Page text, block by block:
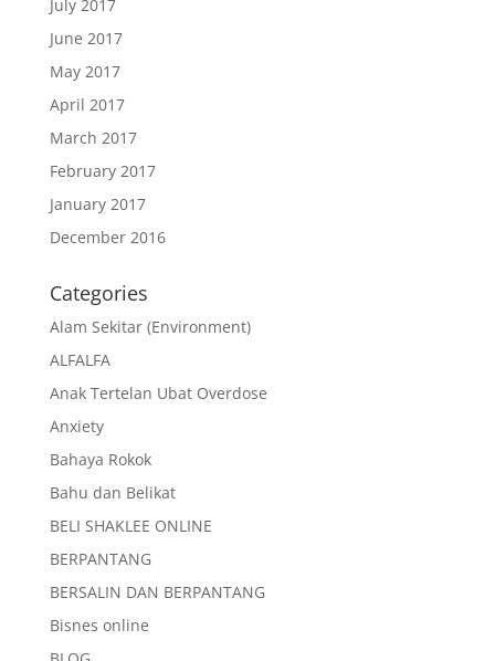
July 2017
June 2017
May 2017
April 2017
March 2017
February 2017
January 2017
December 2016
Categories
Alam Sekitar (Environment)
ALFALFA
Anak Tertelan Ubat Overdose
Anxiety
Bahaya Rokok
Bahu dan Belikat
BELI SHAKLEE ONLINE
BERPANTANG
BERSALIN DAN BERPANTANG
Bisnes online